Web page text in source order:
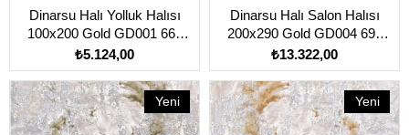
Dinarsu Halı Yolluk Halısı
100x200 Gold GD001 660
Krem
₺5.124,00
Dinarsu Halı Salon Halısı
200x290 Gold GD004 695
Krem
₺13.322,00
Yeni
Ürün
Yeni
Ürün